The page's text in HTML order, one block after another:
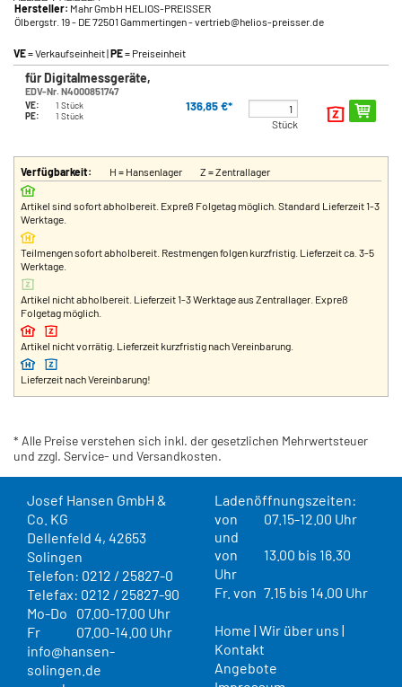
Hersteller: Mahr GmbH HELIOS-PREISSER
Ölbergstr. 19- DE 72501 Gammertingen- vertrieb@helios-preisser.de
VE= Verkaufseinheit |PE= Preiseinheit
für Digitalmessgeräte,
EDV-Nr. N4000851747
VE:
1 Stück
PE:
1 Stück
136,85 €*
Stück
Verfügbarkeit: H = Hansenlager Z = Zentrallager
Artikel sind sofort abholbereit. Expreß Folgetag möglich. Standard Lieferzeit 1-3
Werktage.
Teilmengen sofort abholbereit. Restmengen folgen kurzfristig. Lieferzeit ca. 3-5
Werktage.
Artikel nicht abholbereit. Lieferzeit 1-3 Werktage aus Zentrallager. Expreß
Folgetag möglich.
Artikel nicht vorrätig. Lieferzeit kurzfristig nach Vereinbarung.
Lieferzeit nach Vereinbarung!
* Alle Preise verstehen sich inkl. der gesetzlichen Mehrwertsteuer
und zzgl. Service- und Versandkosten.
Josef Hansen GmbH &
Co. KG
Dellenfeld 4, 42653
Solingen
Telefon: 0212 / 25827-0
Telefax: 0212 / 25827-90
Mo-Do
07.00-17.00 Uhr
Fr
07.00-14.00 Uhr
info@hansen-
solingen.de
Ladenöffnungszeiten:
von
07.15-12.00 Uhr
und
von
13.00 bis 16.30
Uhr
Fr. von 7.15 bis 14.00 Uhr
Home | Wir über uns |
Kontakt
Angebote